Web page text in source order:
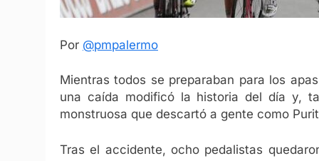
Por @pmpalermo
Mientras todos se preparaban para los
una caída modificó la historia del día y,
monstruosa que descartó a gente como
Tras el accidente, ocho pedalistas